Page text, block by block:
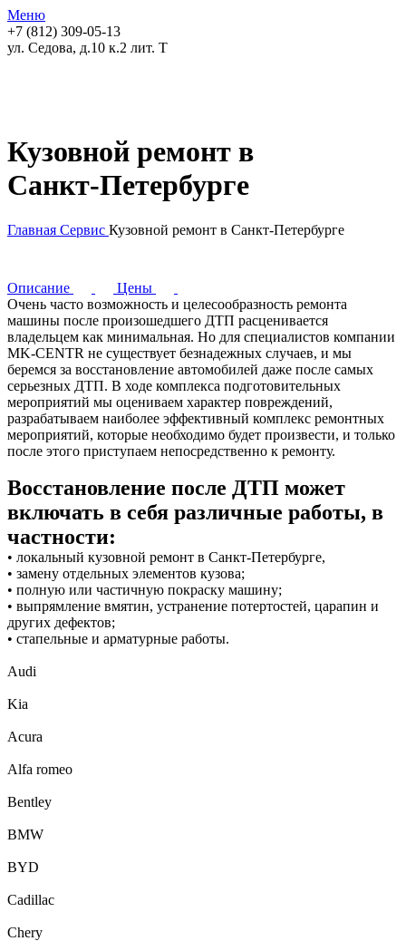
Меню
+7 (812) 309-05-13
ул. Седова, д.10 к.2 лит. Т
Кузовной ремонт в
Санкт‑Петербурге
Главная Сервис Кузовной ремонт в Санкт‑Петербурге
Описание
Цены
Очень часто возможность и целесообразность ремонта
машины после произошедшего ДТП расценивается
владельцем как минимальная. Но для специалистов компании
MK-CENTR не существует безнадежных случаев, и мы
беремся за восстановление автомобилей даже после самых
серьезных ДТП. В ходе комплекса подготовительных
мероприятий мы оцениваем характер повреждений,
разрабатываем наиболее эффективный комплекс ремонтных
мероприятий, которые необходимо будет произвести, и только
после этого приступаем непосредственно к ремонту.
Восстановление после ДТП может
включать в себя различные работы, в
частности:
• локальный кузовной ремонт в Санкт-Петербурге,
• замену отдельных элементов кузова;
• полную или частичную покраску машину;
• выпрямление вмятин, устранение потертостей, царапин и
других дефектов;
• стапельные и арматурные работы.
Audi
Kia
Acura
Alfa romeo
Bentley
BMW
BYD
Cadillac
Chery